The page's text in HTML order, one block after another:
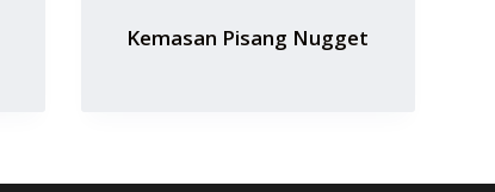
Kemasan Pisang Nugget